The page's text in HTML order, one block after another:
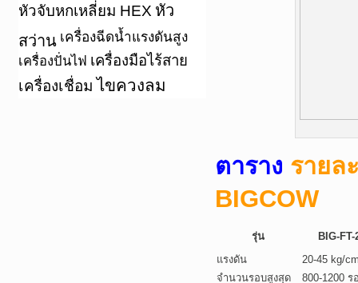
หัวจับหกเหลี่ยม HEX หัว
สว่าน เครื่องฉีดน้ำแรงดันสูง
เครื่องปั่นไฟ เครื่องมือไร้สาย
เครื่องเชื่อม ไขควงลม
ตาราง รายล
BIGCOW
รุ่น
BIG-FT-
แรงดัน
20-45 kg/
จำนวนรอบสูงสุด
800-1200